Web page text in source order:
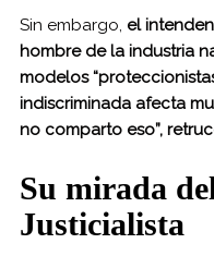
Sin embargo, el
hombre de la industria
modelos
indiscriminada afecta
no comparto eso”,
Su mirada
Justicialista